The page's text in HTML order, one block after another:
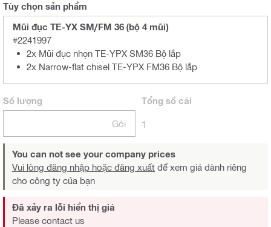
Tùy chọn sản phẩm
Mũi đục TE-YX SM/FM 36 (bộ 4 mũi)
#2241997
2x Mũi đục nhọn TE-YPX SM36 Bộ lắp
2x Narrow-flat chisel TE-YPX FM36 Bộ lắp
Số lượng
Gói
Tổng số cái
1
You can not see your company prices
Vui lòng đăng nhập hoặc đăng xuất để xem giá dành riêng
cho công ty của bạn
Đã xảy ra lỗi hiển thị giá
Please contact us